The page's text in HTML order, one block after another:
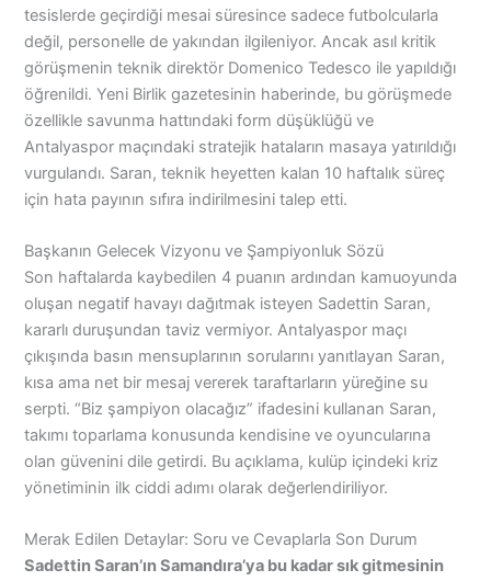
tesislerde geçirdiği mesai süresince sadece futbolcularla
değil, personelle de yakından ilgileniyor. Ancak asıl kritik
görüşmenin teknik direktör Domenico Tedesco ile yapıldığı
öğrenildi. Yeni Birlik gazetesinin haberinde, bu görüşmede
özellikle savunma hattındaki form düşüklüğü ve
Antalyaspor maçındaki stratejik hataların masaya yatırıldığı
vurgulandı. Saran, teknik heyetten kalan 10 haftalık süreç
için hata payının sıfıra indirilmesini talep etti.
Başkanın Gelecek Vizyonu ve Şampiyonluk Sözü
Son haftalarda kaybedilen 4 puanın ardından kamuoyunda
oluşan negatif havayı dağıtmak isteyen Sadettin Saran,
kararlı duruşundan taviz vermiyor. Antalyaspor maçı
çıkışında basın mensuplarının sorularını yanıtlayan Saran,
kısa ama net bir mesaj vererek taraftarların yüreğine su
serpti. “Biz şampiyon olacağız” ifadesini kullanan Saran,
takımı toparlama konusunda kendisine ve oyuncularına
olan güvenini dile getirdi. Bu açıklama, kulüp içindeki kriz
yönetiminin ilk ciddi adımı olarak değerlendiriliyor.
Merak Edilen Detaylar: Soru ve Cevaplarla Son Durum
Sadettin Saran’ın Samandıra’ya bu kadar sık gitmesinin